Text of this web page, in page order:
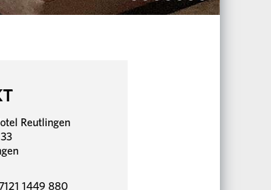
Reutlingen
1449 880